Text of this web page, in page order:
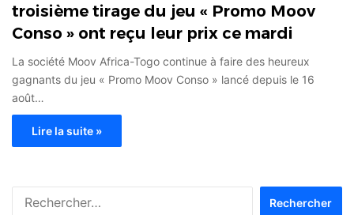
troisième tirage du jeu « Promo Moov
Conso » ont reçu leur prix ce mardi
La société Moov Africa-Togo continue à faire des heureux
gagnants du jeu « Promo Moov Conso » lancé depuis le 16
août…
Lire la suite »